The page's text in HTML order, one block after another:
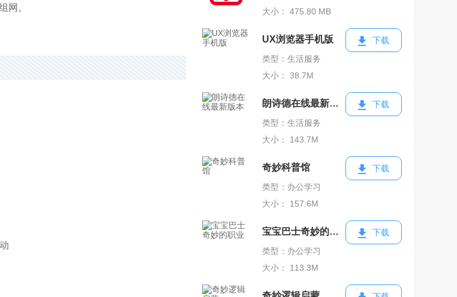
网。
大小： 475.80 MB
UX浏览器手机版
类型：生活服务
大小： 38.7M
下载
朗诗德在线最新版本
类型：生活服务
大小： 143.7M
下载
奇妙科普馆
类型：办公学习
大小： 157.6M
下载
宝宝巴士奇妙的职业
类型：办公学习
大小： 113.3M
下载